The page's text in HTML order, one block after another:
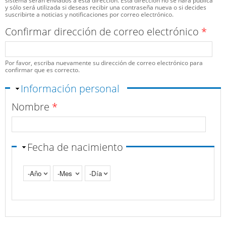
y sólo será utilizada si deseas recibir una contraseña nueva o si decides
suscribirte a noticias y notificaciones por correo electrónico.
Confirmar dirección de correo electrónico *
Por favor, escriba nuevamente su dirección de correo electrónico para
confirmar que es correcto.
Ocultar
Información personal
Nombre *
Fecha de nacimiento
Año
Mes Día